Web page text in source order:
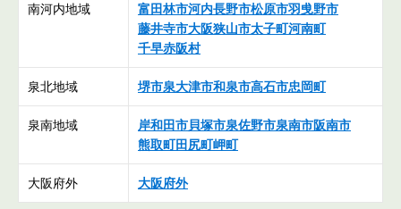
南河内地域 富田林市河内長野市松原市羽曵野市
藤井寺市大阪狭山市太子町河南町
千早赤阪村
泉北地域 堺市泉大津市和泉市高石市忠岡町
泉南地域 岸和田市貝塚市泉佐野市泉南市阪南市
熊取町田尻町岬町
大阪府外 大阪府外